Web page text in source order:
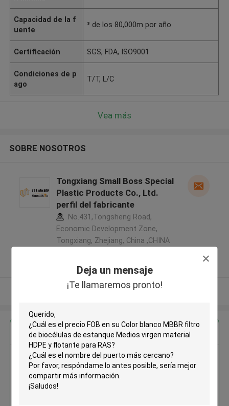
Deja un mensaje
¡Te llamaremos pronto!
Capacidad de la f
uente
³ de los 80,000m por año
Certificación SGS, FDA, ISO9001
Condiciones de p
ago
T/T, L/C
Vea más
SOBRE NOSOTROS
Tongxiang Small Boss Special
Plastic Products Co., Ltd.
perfil del fabricante
No.431,Tongsheng Road,
Economic Development Zone,
Tongxiang, Zhejiang, China ,CHINA
Proveedor verificado
Vea más
Obtenga el mejor precio por
Color blanco MBBR filtro de
biocélulas de estanque Medios